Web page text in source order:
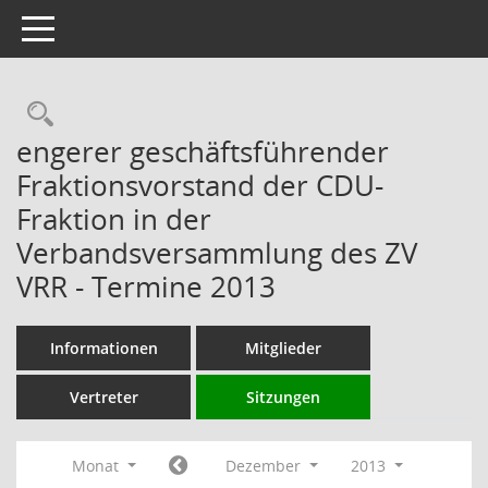
Toggle navigation
Rechercheauswahl
engerer geschäftsführender
Fraktionsvorstand der CDU-
Fraktion in der
Verbandsversammlung des ZV
VRR - Termine 2013
Informationen Mitglieder
Vertreter Sitzungen
Monat Dezember
2013